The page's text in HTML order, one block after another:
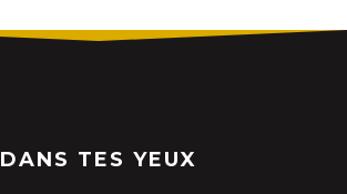
DANS TES YEUX